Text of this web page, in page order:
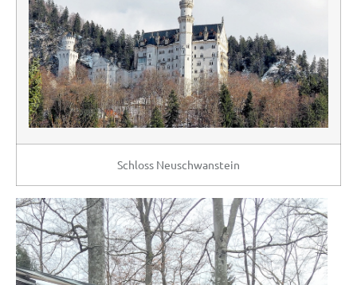
Schloss Neuschwanstein